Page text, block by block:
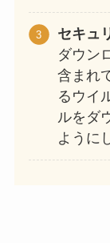
セキュ
ダウン
含まれ
るウイ
ルをダ
ように